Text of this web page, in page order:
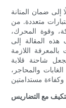
إلى ضمان المتانة
متعددة. من
وقوة المحرك،
هذه المقالة إلى
اللازمة
شاحنة قلابة
الغابات والمحاجر،
مع التضاريس